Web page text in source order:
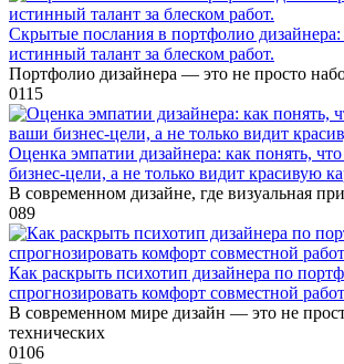
Скрытые послания в портфолио дизайнера:
истинный талант за блеском работ.
Портфолио дизайнера — это не просто
0115
Оценка эмпатии дизайнера: как понять,
бизнес-цели, а не только видит красивую
В современном дизайне, где визуальная
089
Как раскрыть психотип дизайнера по
спрогнозировать комфорт совместной
В современном мире дизайн — это не
технических
0106